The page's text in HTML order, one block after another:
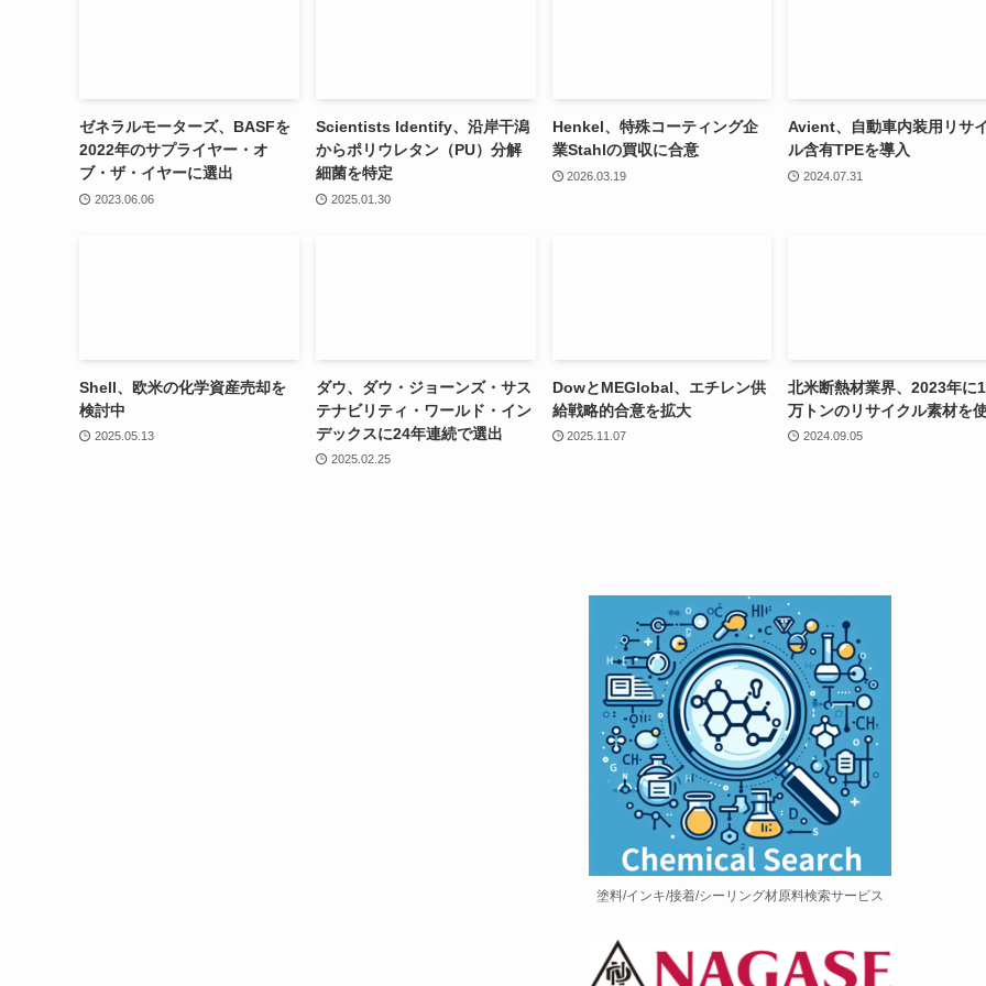
ゼネラルモーターズ、BASFを
2022年のサプライヤー・オ
ブ・ザ・イヤーに選出
2023.06.06
Scientists Identify、沿岸干潟
からポリウレタン（PU）分解
細菌を特定
2025.01.30
Henkel、特殊コーティング企
業Stahlの買収に合意
2026.03.19
Avient、自動車内装用リサ
ル含有TPEを導入
2024.07.31
Shell、欧米の化学資産売却を
検討中
2025.05.13
ダウ、ダウ・ジョーンズ・サス
テナビリティ・ワールド・イン
デックスに24年連続で選出
2025.02.25
DowとMEGlobal、エチレン供
給戦略的合意を拡大
2025.11.07
北米断熱材業界、2023年に
万トンのリサイクル素材を
2024.09.05
塗料/インキ/接着/シーリング材原料検索サービス